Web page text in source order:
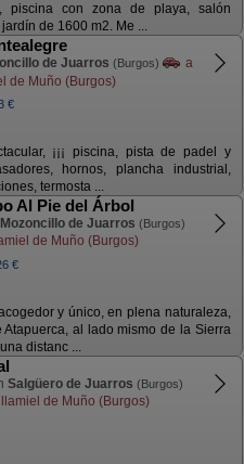
piscina con zona de playa, salón
de 1600 m2. Me ...
de Juarros (Burgos)
a
de Muño (Burgos)
€
¡¡¡ piscina, pista de padel y
hornos, plancha industrial,
termosta ...
Al Pie del Árbol
Mozoncillo de Juarros (Burgos)
de Muño (Burgos)
€
y único, en plena naturaleza,
Atapuerca, al lado mismo de la Sierra
distanc ...
Salgüero de Juarros (Burgos)
de Muño (Burgos)